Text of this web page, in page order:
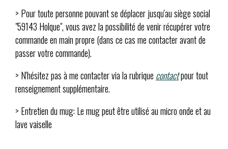
> Pour toute personne pouvant se déplacer jusqu'au siège social
"59143 Holque", vous avez la possibilité de venir récupérer votre
commande en main propre (dans ce cas me contacter avant de
passer votre commande).
> N'hésitez pas à me contacter via la rubrique contactpour tout
renseignement supplémentaire.
> Entretien du mug: Le mug peut être utilisé au micro onde et au
lave vaiselle